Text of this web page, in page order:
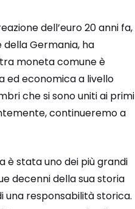
dell’euro 20 anni fa,
della Germania, ha
moneta comune è
ed economica a livello
che si sono uniti ai primi
continueremo a
è stata uno dei più grandi
decenni della sua storia
una responsabilità storica.